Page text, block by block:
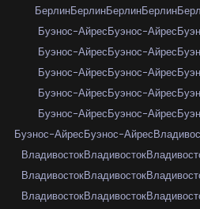
БерлинБерлинБерлинБерлин
Буэнос-АйресБуэнос-Айрес
Буэнос-АйресБуэнос-Айрес
Буэнос-АйресБуэнос-Айрес
Буэнос-АйресБуэнос-Айрес
Буэнос-АйресБуэнос-Айрес
Буэнос-АйресБуэнос-Айрес
ВладивостокВладивосток
ВладивостокВладивосток
ВладивостокВладивосток